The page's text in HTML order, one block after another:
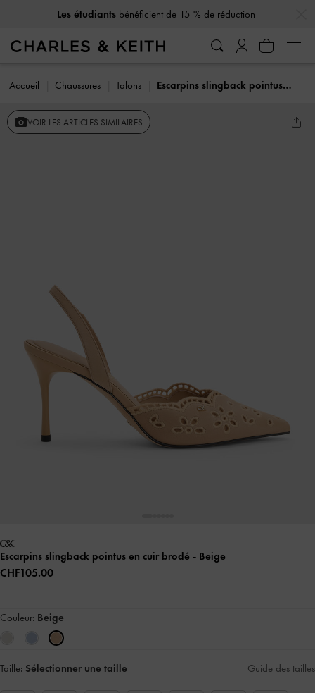
Les étudiants bénéficient de 15 % de réduction
Accueil Chaussures Talons Escarpins slingback pointus en cuir brodé
VOIR LES ARTICLES SIMILAIRES
Escarpins slingback pointus en cuir brodé - Beige
CHF105.00
Couleur: Beige
Taille: Sélectionner une taille Guide des tailles